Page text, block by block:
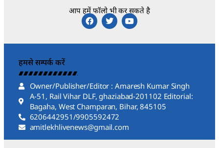
आप हमें फॉलो भी कर सकते है
हमसे सम्पर्क करें
Owner/Publisher/Editor : Amaresh Kumar Singh
A-51, Rail Vihar DLF, ghaziabad-201102 Editorial:
Bagaha, West Champaran, Bihar, 845105
6206442951/9905592472
amitlekhlivenews@gmail.com